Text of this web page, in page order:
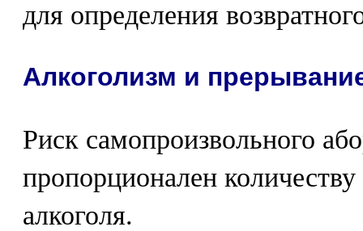
для определения
Алкоголизм и
Риск самопроизвольного
пропорционален
алкоголя.